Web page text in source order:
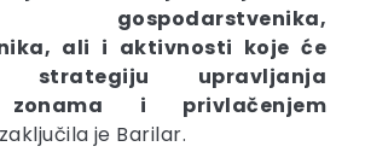
ali i aktivnosti koje će
strategiju upravljanja
zonama i privlačenjem
je Barilar.